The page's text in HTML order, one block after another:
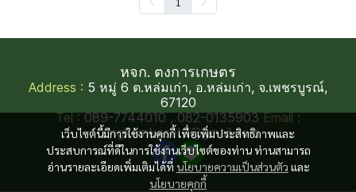
เว็บไซต์นี้มีการใช้งานคุกกี้ เพื่อเพิ่มประสิทธิภาพและ
ประสบการณ์ที่ดีในการใช้งานเว็บไซต์ของท่าน ท่านสามารถ
อ่านรายละเอียดเพิ่มเติมได้ที่นโยบายความเป็นส่วนตัว และ
นโยบายคุกกี้
หจก. ตงการเกษตร
Address : 5 หมู่ 6 ต.หล่มเก่า, อ.หล่มเก่า, จ.เพชรบูรณ์,
67120
Tel :089-7744010 , 082-0135903Email :
tongkarnkaset3@gmail.com